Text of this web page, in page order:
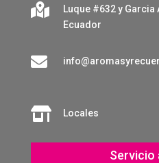

Luque #632 y Garcia
Ecuador

 Locales
Servicio